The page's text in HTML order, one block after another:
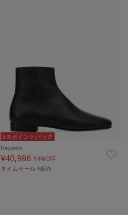
5％ポイントバック
Repetto
¥40,98659%OFF
タイムセール NEW